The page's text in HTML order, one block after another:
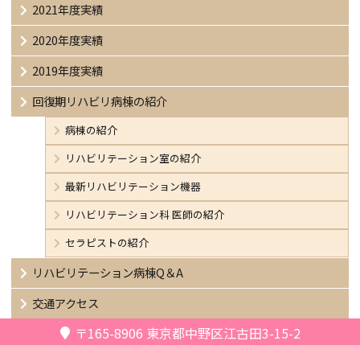
2021年度実績
2020年度実績
2019年度実績
回復期リハビリ病棟の紹介
病棟の紹介
リハビリテーション室の紹介
最新リハビリテーション機器
リハビリテーション科 医師の紹介
セラピストの紹介
リハビリテーション病棟Q＆A
交通アクセス
〒165-8906 東京都中野区江古田3-15-2